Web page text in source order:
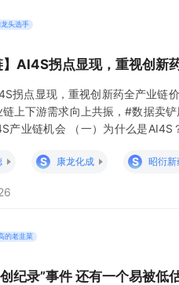
头选手
】AI4S拐点显现，重视创新
拐点显现，重视创新药全产业链
上下游需求向上共振，#数据卖
产业链机会 （一）为什么是
、信
S 康龙化成 S 昭衍新
的老韭菜
纪录”事件 还有一个易被低